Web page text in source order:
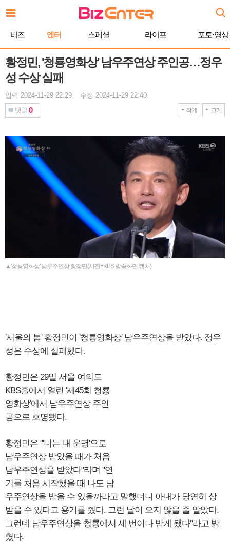
문
비즈 엔터 스페셜 라이프 포토·영상
황정민, '청룡영화상' 남우주연상 주인공…정우
성 수상 실패
입력 2024-11-29 22:29 수정 2024-11-29 22:40
댓글 0 작게 크게
▲'청룡영화상' 남우주연상 황정민(사진=KBS 방송화면 캡처)
'서울의 봄' 황정민이 '청룡영화상' 남우주연상을 받았다. 정우
성은 수상에 실패했다.
황정민은 29일 서울 여의도
KBS홀에서 열린 '제45회 청룡
영화상'에서 남우주연상 주인
공으로 호명됐다.
황정민은 "'너는 내 운명'으로
남우주연상 받았을 때가 처음
남우주연상을 받았다"라며 "연
기를 처음 시작했을 때 나도 남
우주연상을 받을 수 있을까라고 말했더니 아내가 당연히 상
받을 수 있다고 용기를 줬다. 그런 날이 오지 않을 줄 알았다.
그런데 남우주연상을 청룡에서 세 번이나 받게 됐다"라고 밝
혔다.